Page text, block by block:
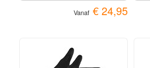
Vanaf € 24,95